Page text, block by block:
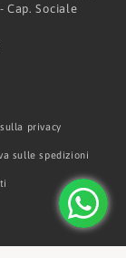
Cap. Sociale
privacy
sulle spedizioni